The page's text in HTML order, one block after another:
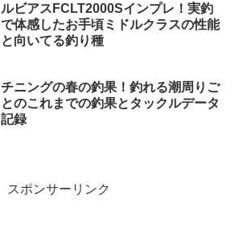
ルビアスFCLT2000Sインプレ！実釣
で体感したお手頃ミドルクラスの性能
と向いてる釣り種
チニングの春の釣果！釣れる潮周りご
とのこれまでの釣果とタックルデータ
記録
スポンサーリンク